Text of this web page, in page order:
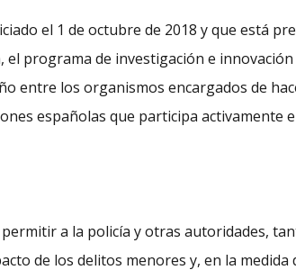
el 1 de octubre de 2018 y que está
programa de investigación e
entre los organismos encargados de
españolas que participa activamente
a la policía y otras autoridades,
de los delitos menores y, en la